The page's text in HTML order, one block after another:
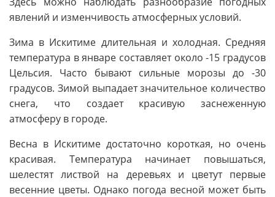
явлений и изменчивость атмосферных условий.
Зима в Искитиме длительная и холодная. Средняя
температура в январе составляет около -15 градусов
Цельсия. Часто бывают сильные морозы до -30
градусов. Зимой выпадает значительное количество
снега, что создает красивую заснеженную
атмосферу в городе.
Весна в Искитиме достаточно короткая, но очень
красивая. Температура начинает повышаться,
шелестят листвой на деревьях и цветут первые
весенние цветы. Однако погода весной может быть